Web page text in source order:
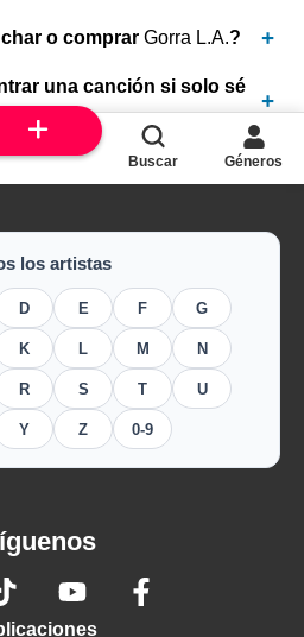
o comprar Gorra L.A.?
una canción si solo sé
los artistas
D E F G
K L M N
R S T U
Y Z 0-9
Buscar Géneros